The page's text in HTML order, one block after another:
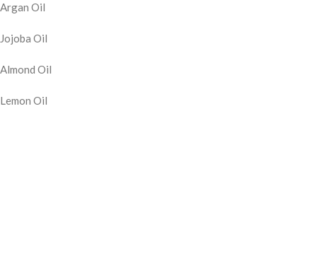
Argan Oil
Jojoba Oil
Almond Oil
Lemon Oil